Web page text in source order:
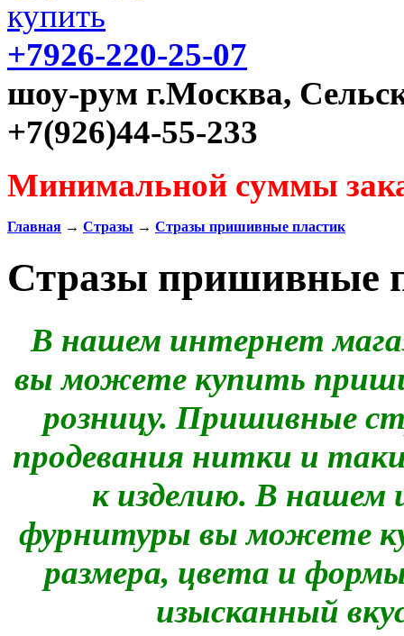
+7926-220-25-07
шоу-рум г.Москва,
+7(926)44-55-233
Минимальной суммы
Главная → Стразы → Стразы пришивные пластик
Стразы пришивные
В нашем интернет
вы можете купить
розницу. Пришивные
продевания нитки и
к изделию. В нашем
фурнитуры вы можете
размера, цвета и
изысканный